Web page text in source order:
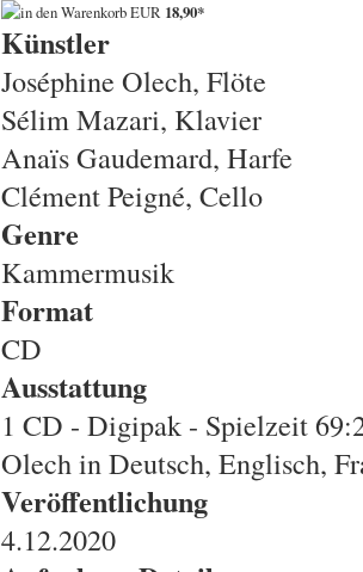
EUR 18,90*
Künstler
Joséphine Olech, Flöte
Sélim Mazari, Klavier
Anaïs Gaudemard, Harfe
Clément Peigné, Cello
Genre
Kammermusik
Format
CD
Ausstattung
1 CD - Digipak - Spielzeit
Olech in Deutsch, Englisch,
Veröffentlichung
4.12.2020